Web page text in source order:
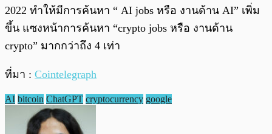
2022 ทำให้มีการค้นหา “ AI jobs หรือ งานด้าน AI” เพิ่ม
ขึ้น แซงหน้าการค้นหา “crypto jobs หรือ งานด้าน
crypto” มากกว่าถึง 4 เท่า
ที่มา : Cointelegraph
AI bitcoin ChatGPT cryptocurrency google